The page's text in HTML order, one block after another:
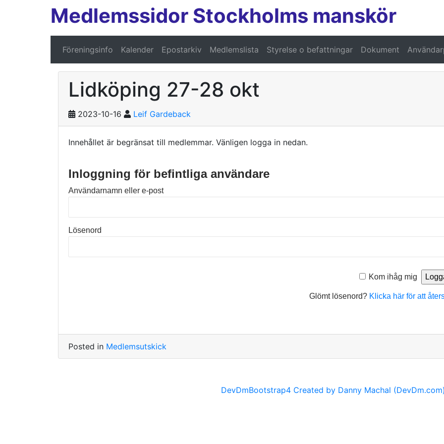
Medlemssidor Stockholms manskör
Föreningsinfo Kalender Epostarkiv Medlemslista Styrelse o befattningar Dokument
Lidköping 27-28 okt
2023-10-16 Leif Gardeback
Innehållet är begränsat till medlemmar. Vänligen logga in nedan.
Inloggning för befintliga användare
Användarnamn eller e-post
Lösenord
Kom ihåg mig
Glömt lösenord? Klicka här för att
Posted in Medlemsutskick
DevDmBootstrap4 Created by Danny Machal (DevDm.com)